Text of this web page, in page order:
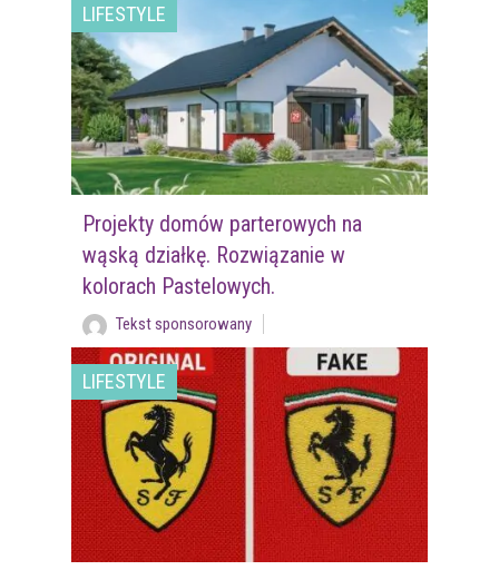
LIFESTYLE
Projekty domów parterowych na
wąską działkę. Rozwiązanie w
kolorach Pastelowych.
Tekst sponsorowany
LIFESTYLE